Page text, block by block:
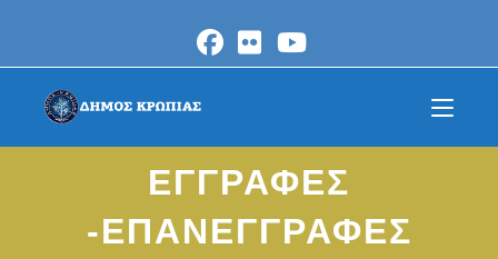
content
ΕΓΓΡΑΦΕΣ
-ΕΠΑΝΕΓΓΡΑΦΕΣ